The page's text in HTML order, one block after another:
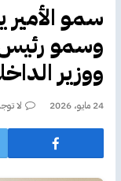
سمو
وسمو رئيس
ووزير
24 مايو، 2026 لا